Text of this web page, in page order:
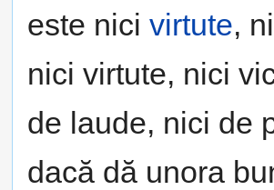
este nici virtute,
nici virtute, nici
de laude, nici de
dacă dă unora